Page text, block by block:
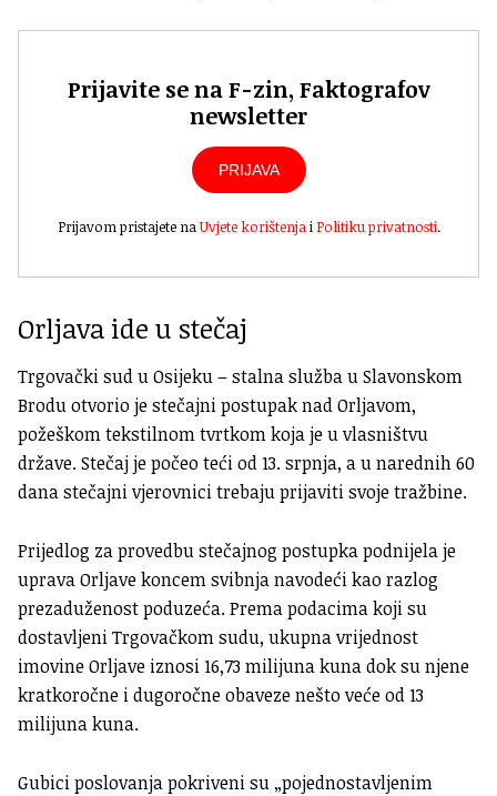
Prijavite se na F-zin, Faktografov
newsletter
PRIJAVA
Prijavom pristajete naUvjete korištenjai Politiku privatnosti.
Orljava ide u stečaj
Trgovački sud u Osijeku – stalna služba u Slavonskom
Brodu otvorio je stečajni postupak nad Orljavom,
požeškom tekstilnom tvrtkom koja je u vlasništvu
države. Stečaj je počeo teći od 13. srpnja, a u narednih 60
dana stečajni vjerovnici trebaju prijaviti svoje tražbine.
Prijedlog za provedbu stečajnog postupka podnijela je
uprava Orljave koncem svibnja navodeći kao razlog
prezaduženost poduzeća. Prema podacima koji su
dostavljeni Trgovačkom sudu, ukupna vrijednost
imovine Orljave iznosi 16,73 milijuna kuna dok su njene
kratkoročne i dugoročne obaveze nešto veće od 13
milijuna kuna.
Gubici poslovanja pokriveni su „pojednostavljenim